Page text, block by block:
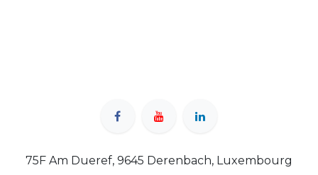
75F Am Dueref, 9645 Derenbach, Luxembourg